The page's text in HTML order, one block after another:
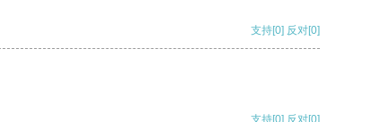
支持[0] 反对[0]
支持[0] 反对[0]